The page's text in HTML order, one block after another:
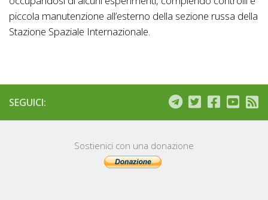
piccola manutenzione all’esterno della sezione russa della
Stazione Spaziale Internazionale.
SEGUICI:
Sostienici con una donazione